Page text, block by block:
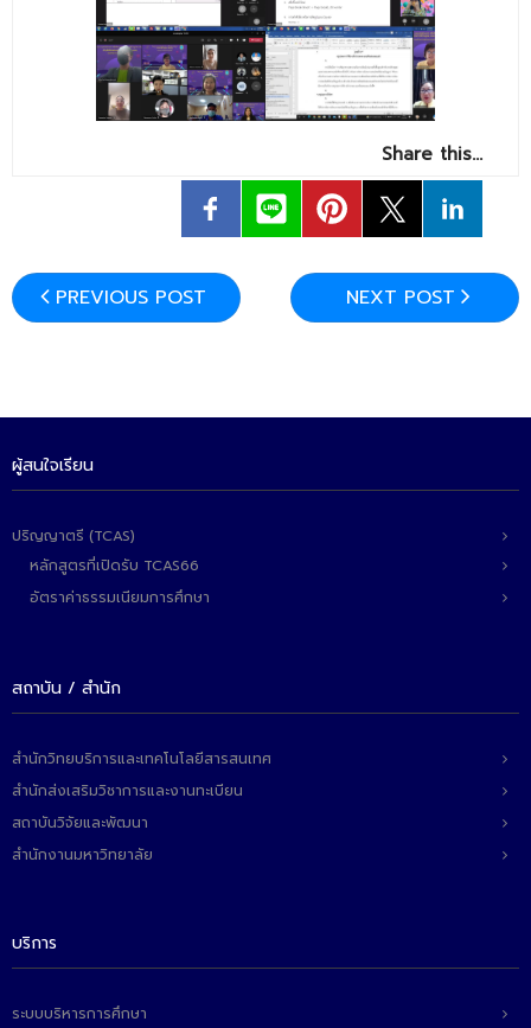
- ศูนย์สิ่งแวดล้อม
- ศูนย์ปัญญาประดิษฐ์เพื่อการศึกษา
- กิจกรรม
- ข่าวประชาสัมพันธ์ภายนอก
วารสารคณะ
ผลงานคณะ
- การจัดการความรู้ (KM Scitech)
- โครงการบริหารจัดการพื้นที่ 10 ไร่ ด้านหลังโรงสีข้าว
- โครงการส่งเสริมการปลูกกล้วยเล็บมือนางฯ
- SDU Zero Waste
- งานวิจัย/นวัตกรรม
ติดต่อเรา
Share this…
PREVIOUS POST NEXT POST
ผู้สนใจเรียน
ปริญญาตรี (TCAS)
หลักสูตรที่เปิดรับ TCAS66
อัตราค่าธรรมเนียมการศึกษา
สถาบัน / สำนัก
สำนักวิทยบริการและเทคโนโลยีสารสนเทศ
สำนักส่งเสริมวิชาการและงานทะเบียน
สถาบันวิจัยและพัฒนา
สำนักงานมหาวิทยาลัย
บริการ
ระบบบริหารการศึกษา